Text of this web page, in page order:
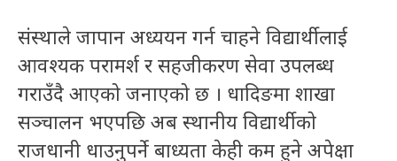
संस्थाले जापान अध्ययन गर्न चाहने विद्यार्थीलाई
आवश्यक परामर्श र सहजीकरण सेवा उपलब्ध
गराउँदै आएको जनाएको छ । धादिङमा शाखा
सञ्चालन भएपछि अब स्थानीय विद्यार्थीको
राजधानी धाउनुपर्ने बाध्यता केही कम हुने अपेक्षा